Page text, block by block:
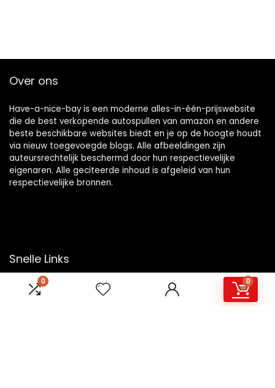
0 0
Over ons
Have-a-nice-bay is een moderne alles-in-één-prijswebsite
die de best verkopende autospullen van amazon en andere
beste beschikbare websites biedt en je op de hoogte houdt
via nieuw toegevoegde blogs. Alle afbeeldingen zijn
auteursrechtelijk beschermd door hun respectievelijke
eigenaren. Alle geciteerde inhoud is afgeleid van hun
respectievelijke bronnen.
Snelle Links
Home